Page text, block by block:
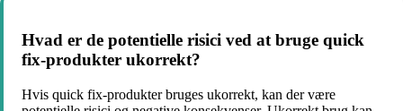
Hvad er de potentielle risici ved at bruge quick
fix-produkter ukorrekt?
Hvis quick fix-produkter bruges ukorrekt, kan der være